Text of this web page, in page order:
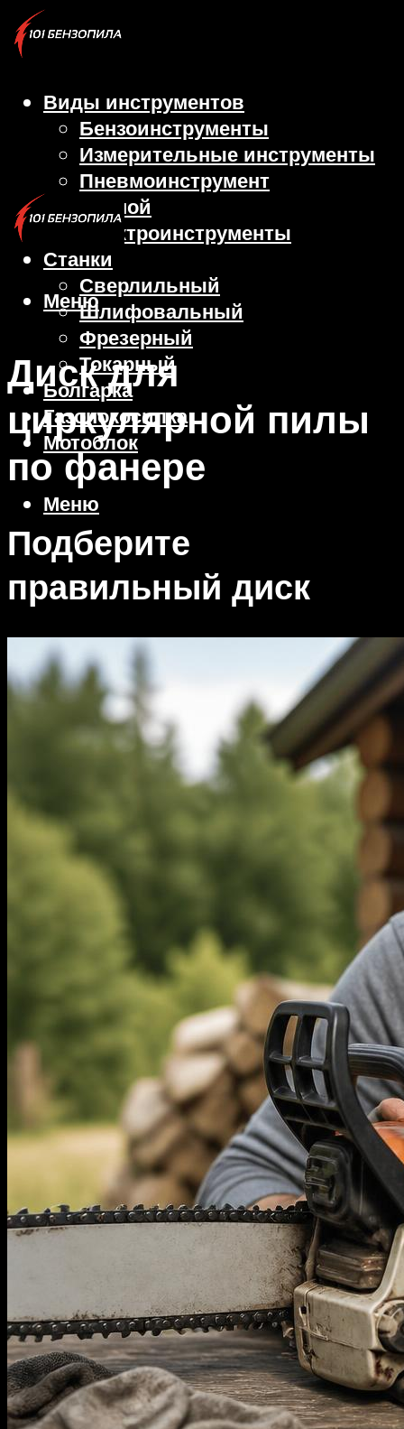
Виды инструментов
Бензоинструменты
Измерительные инструменты
Пневмоинструмент
Ручной
Электроинструменты
Станки
Сверлильный
Шлифовальный
Фрезерный
Токарный
Болгарка
Газонокосилка
Мотоблок
Меню
Меню
Диск для
циркулярной пилы
по фанере
Подберите
правильный диск